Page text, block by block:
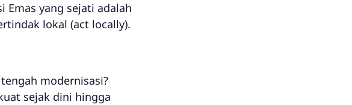
Emas yang sejati adalah
lokal (act locally).
modernisasi?
sejak dini hingga